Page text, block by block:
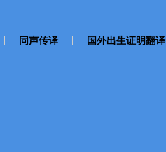
同声传译 国外出生证明翻译